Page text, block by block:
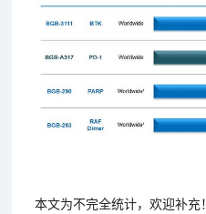
本文为不完全统计，欢迎补充！